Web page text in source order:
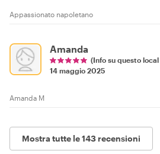
Appassionato napoletano
Amanda
(Info su questo local
14 maggio 2025
Amanda M
Mostra tutte le 143 recensioni